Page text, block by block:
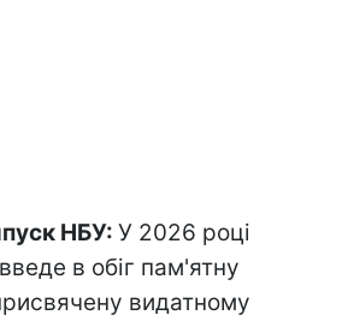
НБУ: У 2026 році
в обіг пам'ятну
видатному